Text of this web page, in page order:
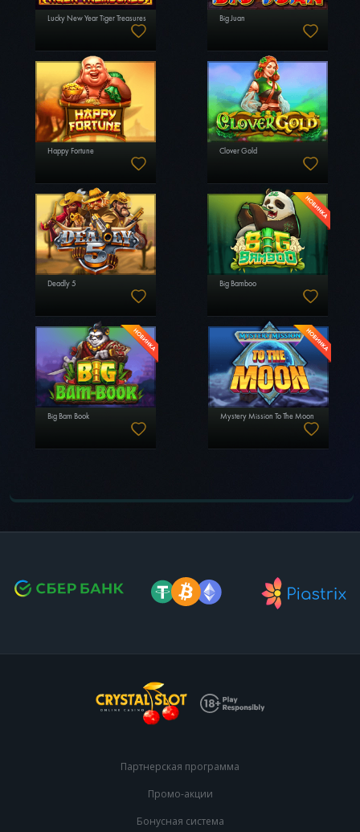
Lucky New Year Tiger Treasures Big Juan
Happy Fortune Clover Gold
Deadly 5 Big Bamboo
Big Bam Book Mystery Mission To The Moon
Партнерская программа
Промо-акции
Бонусная система